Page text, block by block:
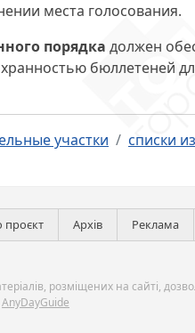
места голосования.
порядка должен
бюллетеней
участки списки
проєкт Архів Реклама
розміщених на сайті,
AnyDayGuide